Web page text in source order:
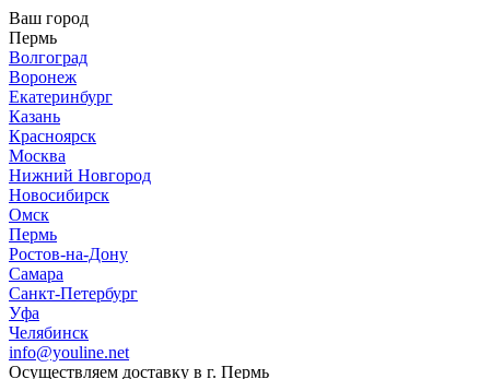
Ваш город
Пермь
Волгоград
Воронеж
Екатеринбург
Казань
Красноярск
Москва
Нижний Новгород
Новосибирск
Омск
Пермь
Ростов-на-Дону
Самара
Санкт-Петербург
Уфа
Челябинск
info@youline.net
Осуществляем доставку в г. Пермь